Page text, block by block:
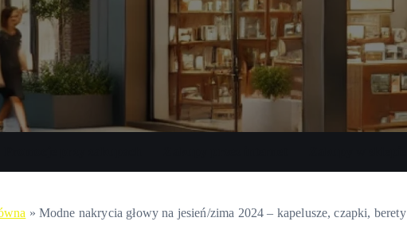
» Modne nakrycia głowy na jesień/zima 2024 – kapelusze, czapki, berety